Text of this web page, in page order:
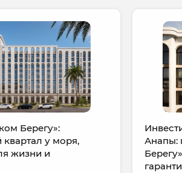
Берегу»:
у моря,
жизни и
Анапы: